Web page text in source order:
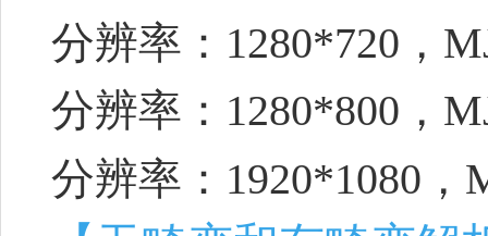
分辨率：1280*720，
分辨率：1280*800，
分辨率：1920*1080，